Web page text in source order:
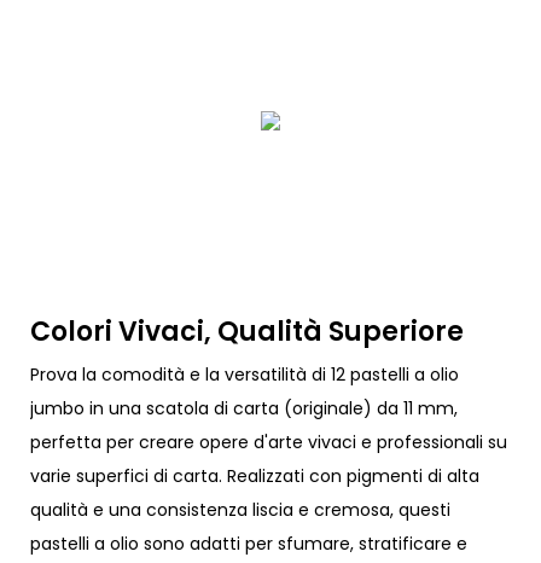
Colori Vivaci, Qualità Superiore
Prova la comodità e la versatilità di 12 pastelli a olio
jumbo in una scatola di carta (originale) da 11 mm,
perfetta per creare opere d'arte vivaci e professionali su
varie superfici di carta. Realizzati con pigmenti di alta
qualità e una consistenza liscia e cremosa, questi
pastelli a olio sono adatti per sfumare, stratificare e